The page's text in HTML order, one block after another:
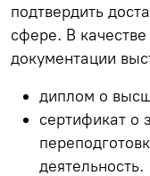
подтвердить
сфере. В
документации
диплом о
сертификат о
деятельность.